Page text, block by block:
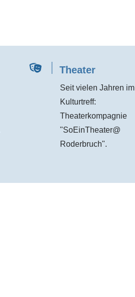
Theater
Seit vielen Jahren im
Kulturtreff:
Theaterkompagnie
"SoEinTheater@
Roderbruch".